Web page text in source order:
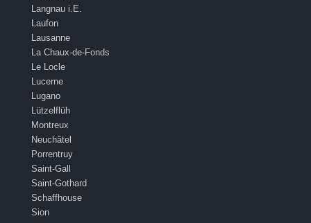
Langnau i.E.
Laufon
Lausanne
La Chaux-de-Fonds
Le Locle
Lucerne
Lugano
Lützelflüh
Montreux
Neuchâtel
Porrentruy
Saint-Gall
Saint-Gothard
Schaffhouse
Sion